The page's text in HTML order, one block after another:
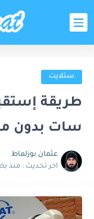
ستلايت
طريقة
سات بدون
عثمان بوزلماط
اخر تحديث : منذ